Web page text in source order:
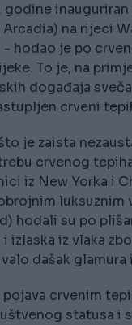
godine
na rijeci
hodao je po
To je, na
događaja
crveni
je zaista
crvenog
iz New Yorka i
luksuznim
hodali su po
izlaska iz vlaka
dašak
pojava crvenim
statusa i